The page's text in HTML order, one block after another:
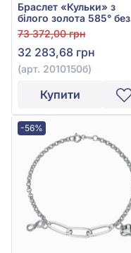
Браслет «Кульки» з
білого золота 585° без
вставки, арт. 2010150б
73 372,00 грн
32 283,68 грн
(арт. 2010150б)
Купити
-56%